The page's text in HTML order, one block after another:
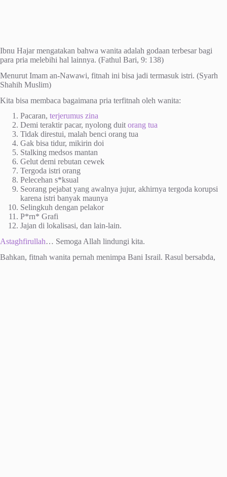
Ibnu Hajar mengatakan bahwa wanita adalah godaan terbesar bagi
para pria melebihi hal lainnya. (Fathul Bari, 9: 138)
Menurut Imam an-Nawawi, fitnah ini bisa jadi termasuk istri. (Syarh
Shahih Muslim)
Kita bisa membaca bagaimana pria terfitnah oleh wanita:
Pacaran, terjerumus zina
Demi teraktir pacar, nyolong duit orang tua
Tidak direstui, malah benci orang tua
Gak bisa tidur, mikirin doi
Stalking medsos mantan
Gelut demi rebutan cewek
Tergoda istri orang
Pelecehan s*ksual
Seorang pejabat yang awalnya jujur, akhirnya tergoda korupsi
karena istri banyak maunya
Selingkuh dengan pelakor
P*rn* Grafi
Jajan di lokalisasi, dan lain-lain.
Astaghfirullah… Semoga Allah lindungi kita.
Bahkan, fitnah wanita pernah menimpa Bani Israil. Rasul bersabda,